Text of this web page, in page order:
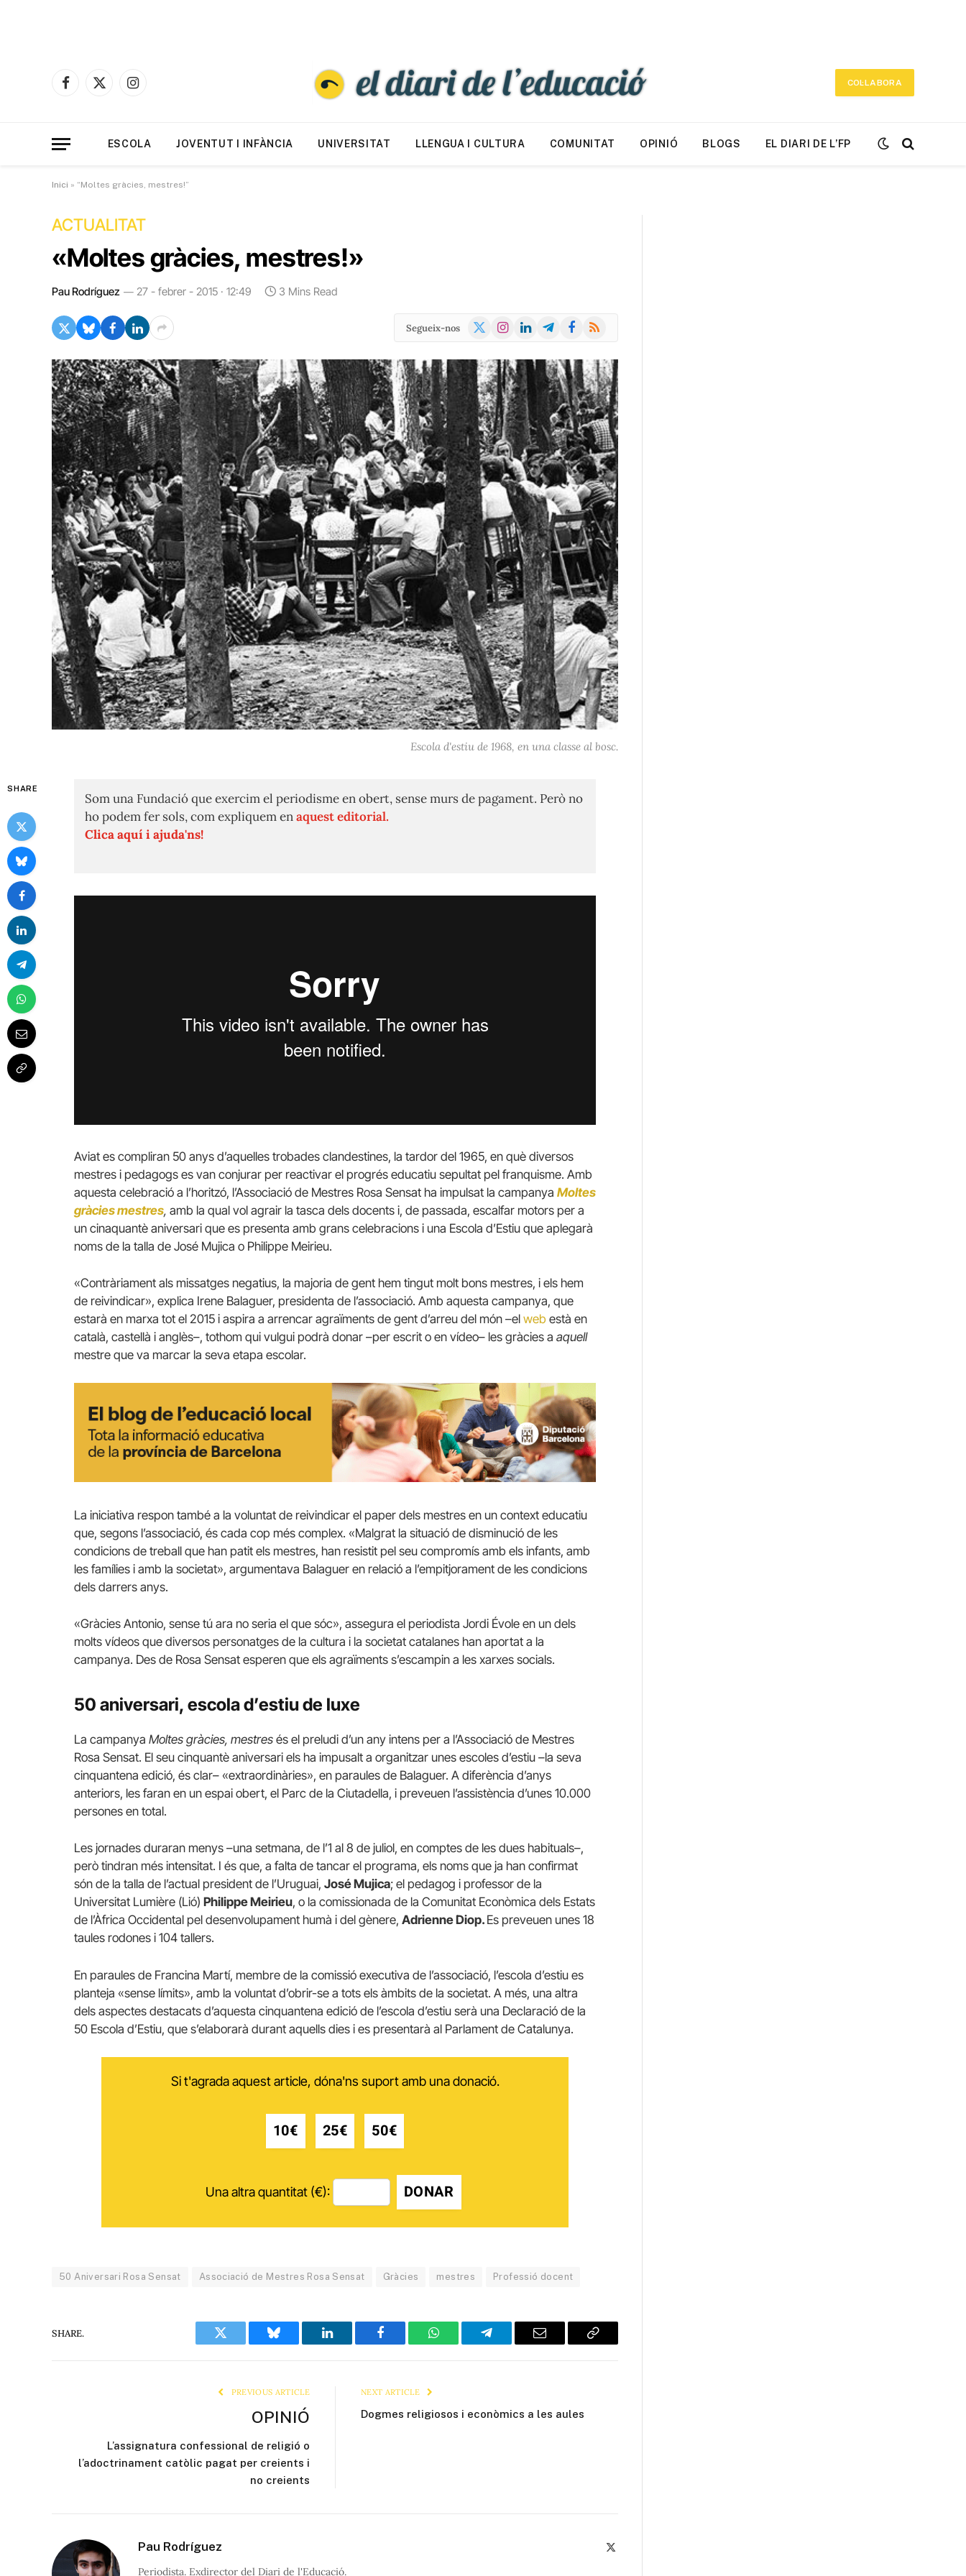
Facebook
X
Instagram
COL·LABORA
ESCOLA JOVENTUT I INFÀNCIA UNIVERSITAT LLENGUA I CULTURA COMUNITAT OPINIÓ BLOGS EL DIARI DE L’FP
Inici » “Moltes gràcies, mestres!”
ACTUALITAT
«Moltes gràcies, mestres!»
Pau Rodríguez 27 - febrer - 2015 · 12:49 3 Mins Read
Segueix-nos
X
Instagram
LinkedInTelegramFacebook
RSS
Escola d'estiu de 1968, en una classe al bosc.
SHARE
Som una Fundació que exercim el periodisme en obert, sense murs de pagament. Però no
ho podem fer sols, com expliquem enaquest editorial.
Clica aquí i ajuda'ns!
Aviat es compliran 50 anys d’aquelles trobades clandestines, la tardor del 1965, en què diversos
mestres i pedagogs es van conjurar per reactivar el progrés educatiu sepultat pel franquisme. Amb
aquesta celebració a l’horitzó, l’Associació de Mestres Rosa Sensat ha impulsat la campanya Moltes
gràcies mestres, amb la qual vol agrair la tasca dels docents i, de passada, escalfar motors per a
un cinaquantè aniversari que es presenta amb grans celebracions i una Escola d’Estiu que aplegarà
noms de la talla de José Mujica o Philippe Meirieu.
«Contràriament als missatges negatius, la majoria de gent hem tingut molt bons mestres, i els hem
de reivindicar», explica Irene Balaguer, presidenta de l’associació. Amb aquesta campanya, que
estarà en marxa tot el 2015 i aspira a arrencar agraïments de gent d’arreu del món –el web està en
català, castellà i anglès–, tothom qui vulgui podrà donar –per escrit o en vídeo– les gràcies a aquell
mestre que va marcar la seva etapa escolar.
La iniciativa respon també a la voluntat de reivindicar el paper dels mestres en un context educatiu
que, segons l’associació, és cada cop més complex. «Malgrat la situació de disminució de les
condicions de treball que han patit els mestres, han resistit pel seu compromís amb els infants, amb
les famílies i amb la societat», argumentava Balaguer en relació a l’empitjorament de les condicions
dels darrers anys.
«Gràcies Antonio, sense tú ara no seria el que sóc», assegura el periodista Jordi Évole en un dels
molts vídeos que diversos personatges de la cultura i la societat catalanes han aportat a la
campanya. Des de Rosa Sensat esperen que els agraïments s’escampin a les xarxes socials.
50 aniversari, escola d’estiu de luxe
La campanya Moltes gràcies, mestres és el preludi d’un any intens per a l’Associació de Mestres
Rosa Sensat. El seu cinquantè aniversari els ha impusalt a organitzar unes escoles d’estiu –la seva
cinquantena edició, és clar– «extraordinàries», en paraules de Balaguer. A diferència d’anys
anteriors, les faran en un espai obert, el Parc de la Ciutadella, i preveuen l’assistència d’unes 10.000
persones en total.
Les jornades duraran menys –una setmana, de l’1 al 8 de juliol, en comptes de les dues habituals–,
però tindran més intensitat. I és que, a falta de tancar el programa, els noms que ja han confirmat
són de la talla de l’actual president de l’Uruguai, José Mujica; el pedagog i professor de la
Universitat Lumière (Lió) Philippe Meirieu, o la comissionada de la Comunitat Econòmica dels Estats
de l’Àfrica Occidental pel desenvolupament humà i del gènere, Adrienne Diop. Es preveuen unes 18
taules rodones i 104 tallers.
En paraules de Francina Martí, membre de la comissió executiva de l’associació, l’escola d’estiu es
planteja «sense límits», amb la voluntat d’obrir-se a tots els àmbits de la societat. A més, una altra
dels aspectes destacats d’aquesta cinquantena edició de l’escola d’estiu serà una Declaració de la
50 Escola d’Estiu, que s’elaborarà durant aquells dies i es presentarà al Parlament de Catalunya.
Si t'agrada aquest article, dóna'ns suport amb una donació.
10€ 25€ 50€
Una altra quantitat (€): DONAR
50 Aniversari Rosa Sensat Associació de Mestres Rosa Sensat Gràcies mestres Professió docent
SHARE.
Twitter Bluesky LinkedIn Facebook WhatsAppTelegram Email
Copy
PREVIOUS ARTICLE
OPINIÓ
L’assignatura confessional de religió o
l’adoctrinament catòlic pagat per creients i
no creients
NEXT ARTICLE
Dogmes religiosos i econòmics a les aules
Pau Rodríguez
Periodista. Exdirector del Diari de l'Educació.